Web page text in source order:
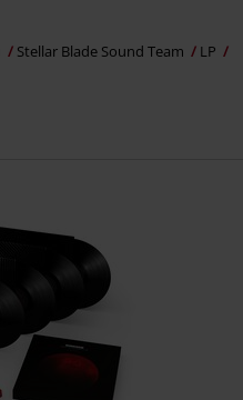
Stellar Blade Sound Team
LP